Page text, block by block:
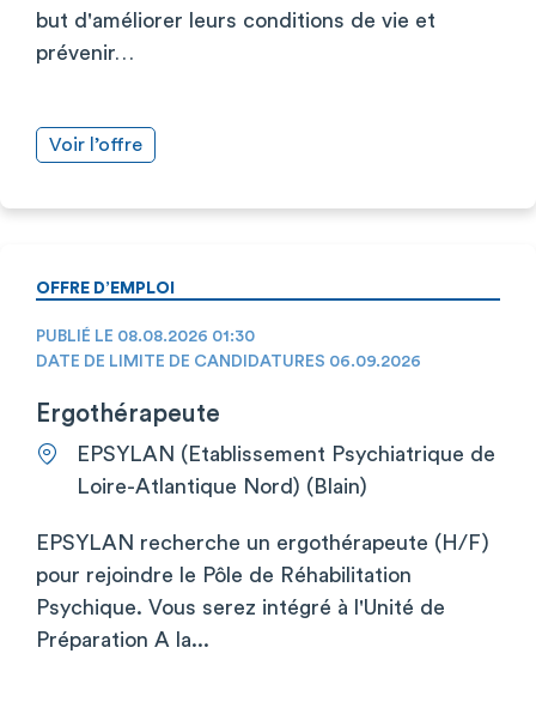
but d'améliorer leurs conditions de vie et
prévenir…
Voir l’offre
OFFRE D’EMPLOI
PUBLIÉ LE 08.08.2026 01:30
DATE DE LIMITE DE CANDIDATURES 06.09.2026
Ergothérapeute
EPSYLAN (Etablissement Psychiatrique de
Loire-Atlantique Nord) (Blain)
EPSYLAN recherche un ergothérapeute (H/F)
pour rejoindre le Pôle de Réhabilitation
Psychique. Vous serez intégré à l'Unité de
Préparation A la...